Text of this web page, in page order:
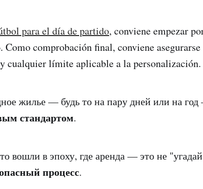
para el día de partido, conviene empezar
comprobación final, conviene asegurarse
cualquier límite aplicable a la personalización.
жилье — будь то на пару дней или на
стандартом.
вошли в эпоху, где аренда — это не
процесс.